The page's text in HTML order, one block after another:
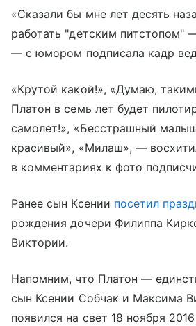
«Сказали бы мне лет десять
работать "детским питстопом"
— с юмором подписала кадр
«Крутой какой!», «Думаю,
Платон в семь лет будет
самолет!», «Бесстрашный
красивый», «Милаш», —
в комментариях к фото
Ранее сын Ксении посетил
рождения дочери Филиппа
Виктории.
Напомним, что Платон —
сын Ксении Собчак и Максима
появился на свет 18 ноября